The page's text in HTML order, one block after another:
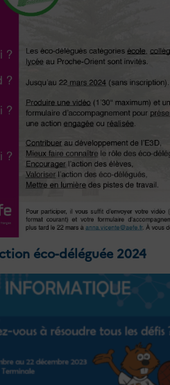
éco-déléguée 2024